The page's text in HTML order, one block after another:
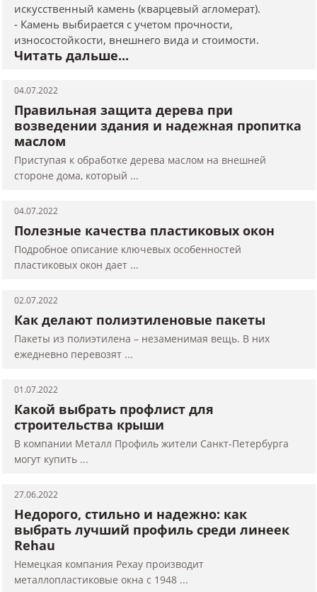
искусственный камень (кварцевый агломерат).
- Камень выбирается с учетом прочности,
износостойкости, внешнего вида и стоимости.
Читать дальше...
04.07.2022
Правильная защита дерева при
возведении здания и надежная пропитка
маслом
Приступая к обработке дерева маслом на внешней
стороне дома, который ...
04.07.2022
Полезные качества пластиковых окон
Подробное описание ключевых особенностей
пластиковых окон дает ...
02.07.2022
Как делают полиэтиленовые пакеты
Пакеты из полиэтилена – незаменимая вещь. В них
ежедневно перевозят ...
01.07.2022
Какой выбрать профлист для
строительства крыши
В компании Металл Профиль жители Санкт-Петербурга
могут купить ...
27.06.2022
Недорого, стильно и надежно: как
выбрать лучший профиль среди линеек
Rehau
Немецкая компания Рехау производит
металлопластиковые окна с 1948 ...